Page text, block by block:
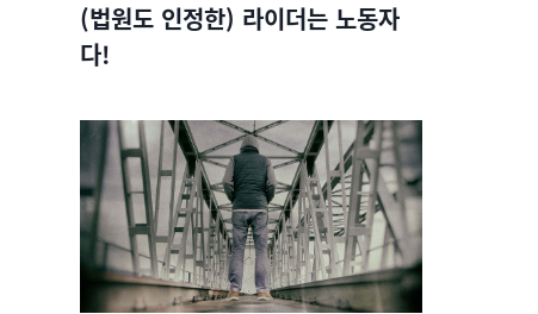
(법원도 인정한) 라이더는 노동자
다!